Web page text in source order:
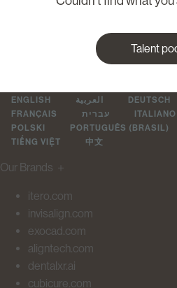
Talent
ENGLISH العربية DEUTSCH
FRANÇAIS
עברית ITALIANO
POLSKI
PORTUGUÊS (BRASIL)
TIẾNG VIỆT
中文
Our Brands ＋
itero.com
invisalign.com
exocad.com
aligntech.com
dentalxr.ai
cubicure.com